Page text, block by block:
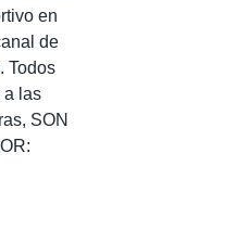
en
de
Todos
a las
SON